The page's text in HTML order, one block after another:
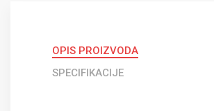
OPIS PROIZVODA
SPECIFIKACIJE